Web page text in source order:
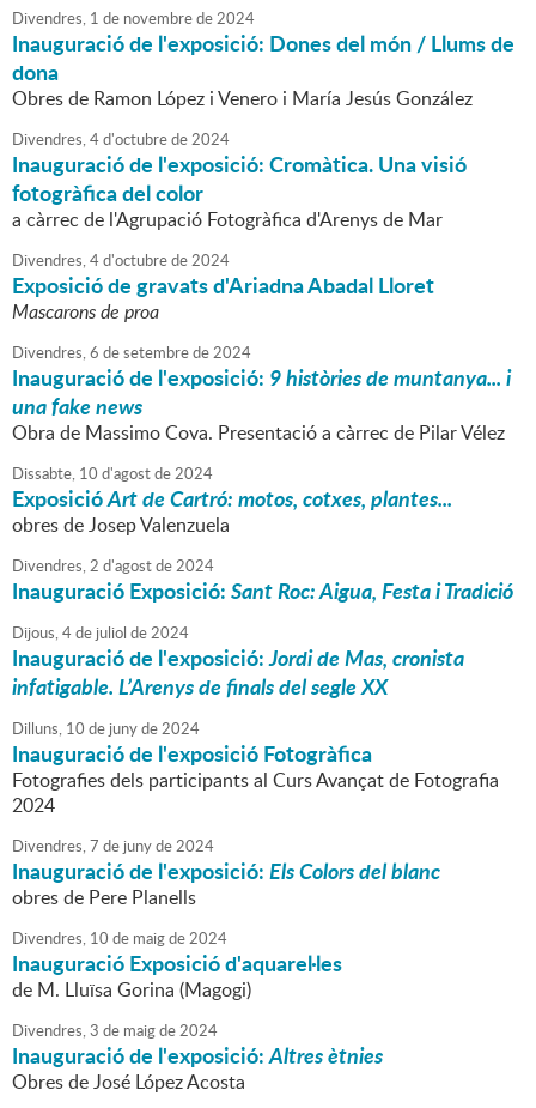
Divendres, 1 de novembrede2024
Inauguració de l'exposició: Dones del món / Llums de
dona
Obres de Ramon López i Venero i María Jesús González
Divendres,4d'octubrede2024
Inauguració de l'exposició: Cromàtica. Una visió
fotogràfica del color
a càrrec de l'Agrupació Fotogràfica d'Arenys de Mar
Divendres,4d'octubrede2024
Exposició de gravats d'Ariadna Abadal Lloret
Mascarons de proa
Divendres,6 desetembrede2024
Inauguració de l'exposició: 9 històries de muntanya... i
una fake news
Obra de Massimo Cova. Presentació a càrrec de Pilar Vélez
Dissabte, 10 d'agostde2024
ExposicióArt de Cartró: motos, cotxes, plantes...
obres de Josep Valenzuela
Divendres,2 d'agostde2024
Inauguració Exposició:Sant Roc: Aigua, Festa i Tradició
Dijous,4de juliol de2024
Inauguració de l'exposició:Jordi de Mas, cronista
infatigable. L’Arenys de finals del segle XX
Dilluns, 10 de junyde2024
Inauguració de l'exposició Fotogràfica
Fotografies dels participants al Curs Avançat de Fotografia
2024
Divendres,7 de junyde2024
Inauguració de l'exposició:Els Colors del blanc
obres de Pere Planells
Divendres, 10 de maigde2024
Inauguració Exposició d'aquarel·les
de M. Lluïsa Gorina (Magogi)
Divendres,3 de maigde2024
Inauguració de l'exposició:Altres ètnies
Obres de José López Acosta